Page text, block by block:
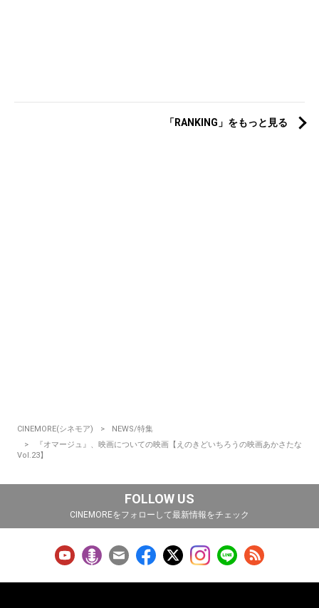
「RANKING」をもっと見る
CINEMORE(シネモア)
NEWS/特集
『オマージュ』、映画についての映画【えのきどいちろうの映画あかさたな
Vol.23】
FOLLOW US
CINEMOREをフォローして最新情報をチェック